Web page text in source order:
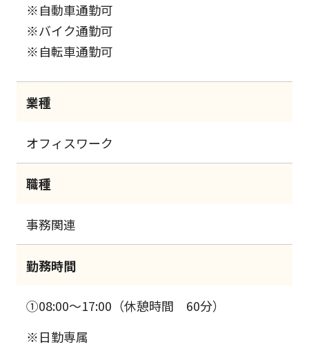
※自動車通勤可
※バイク通勤可
※自転車通勤可
業種
オフィスワーク
職種
事務関連
勤務時間
①08:00～17:00（休憩時間 60分）
※日勤専属